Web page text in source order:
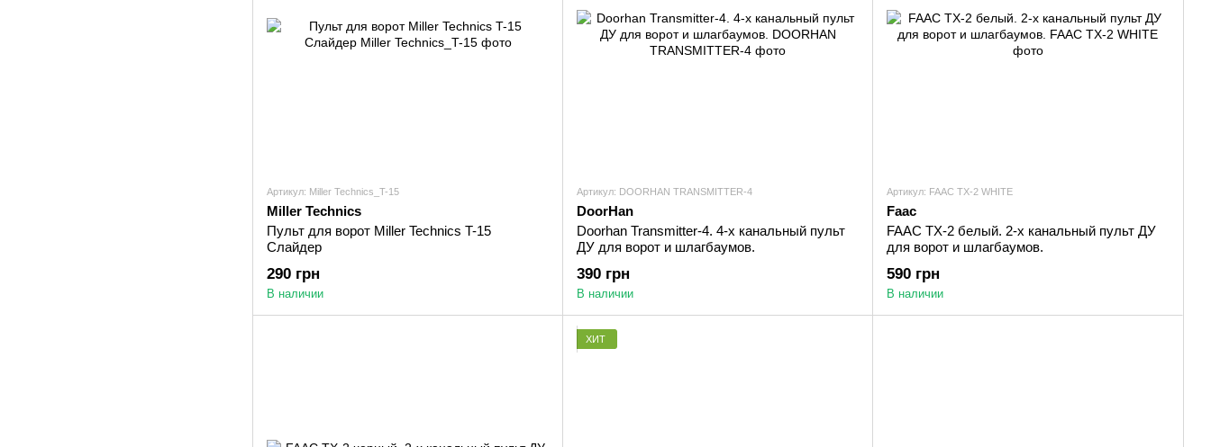
Артикул: Miller Technics_T-15
Miller Technics
Пульт для ворот Miller Technics T-15
Слайдер
290 грн
В наличии
Артикул: DOORHAN TRANSMITTER-4
DoorHan
Doorhan Transmitter-4. 4-х канальный пульт
ДУ для ворот и шлагбаумов.
390 грн
В наличии
Артикул: FAAC TX-2 WHITE
Faac
FAAC TX-2 белый. 2-х канальный пульт ДУ
для ворот и шлагбаумов.
590 грн
В наличии
ХИТ